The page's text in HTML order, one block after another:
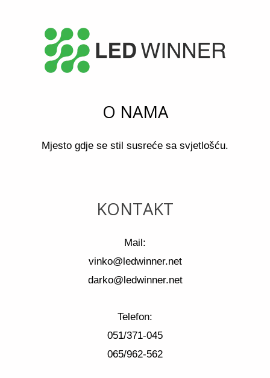
O NAMA
Mjesto gdje se stil susreće sa svjetlošću.
KONTAKT
Mail:
vinko@ledwinner.net
darko@ledwinner.net
Telefon:
051/371-045
065/962-562